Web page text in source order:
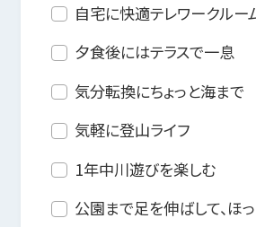
自宅に快適テレワークルー
夕食後にはテラスで一息
気分転換にちょっと海まで
気軽に登山ライフ
1年中川遊びを楽しむ
公園まで足を伸ばして、ほ